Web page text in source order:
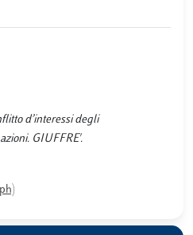
d’interessi degli
GIUFFRE'.